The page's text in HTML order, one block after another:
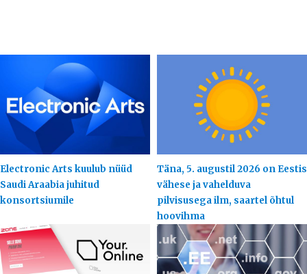
Electronic Arts kuulub nüüd
Saudi Araabia juhitud
konsortsiumile
Täna, 5. augustil 2026 on Eestis
vähese ja vahelduva
pilvisusega ilm, saartel õhtul
hoovihma